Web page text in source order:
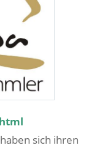
sich ihren